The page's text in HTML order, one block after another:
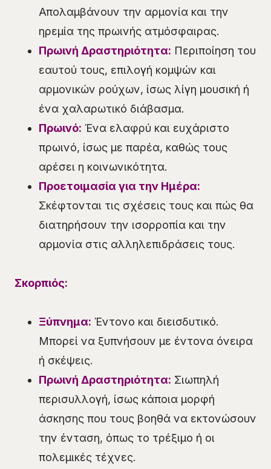
Απολαμβάνουν την αρμονία και την
ηρεμία της πρωινής ατμόσφαιρας.
Πρωινή Δραστηριότητα: Περιποίηση του
εαυτού τους, επιλογή κομψών και
αρμονικών ρούχων, ίσως λίγη μουσική ή
ένα χαλαρωτικό διάβασμα.
Πρωινό: Ένα ελαφρύ και ευχάριστο
πρωινό, ίσως με παρέα, καθώς τους
αρέσει η κοινωνικότητα.
Προετοιμασία για την Ημέρα:
Σκέφτονται τις σχέσεις τους και πώς θα
διατηρήσουν την ισορροπία και την
αρμονία στις αλληλεπιδράσεις τους.
Σκορπιός:
Ξύπνημα: Έντονο και διεισδυτικό.
Μπορεί να ξυπνήσουν με έντονα όνειρα
ή σκέψεις.
Πρωινή Δραστηριότητα: Σιωπηλή
περισυλλογή, ίσως κάποια μορφή
άσκησης που τους βοηθά να εκτονώσουν
την ένταση, όπως το τρέξιμο ή οι
πολεμικές τέχνες.